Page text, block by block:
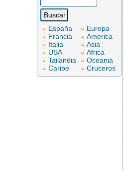
España
Francia
Italia
USA
Tailandia
Caribe
Europa
America
Asia
Africa
Oceania
Cruceros